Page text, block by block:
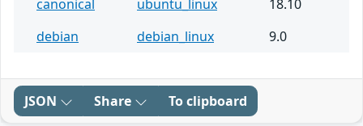
canonical
ubuntu_linux
18.10
debian
debian_linux 9.0
JSON Share To clipboard